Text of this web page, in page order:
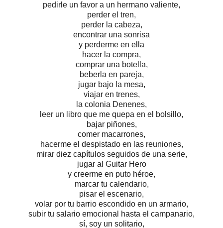
pedirle un favor a un hermano valiente,
perder el tren,
perder la cabeza,
encontrar una sonrisa
y perderme en ella
hacer la compra,
comprar una botella,
beberla en pareja,
jugar bajo la mesa,
viajar en trenes,
la colonia Denenes,
leer un libro que me quepa en el bolsillo,
bajar piñones,
comer macarrones,
hacerme el despistado en las reuniones,
mirar diez capítulos seguidos de una serie,
jugar al Guitar Hero
y creerme en puto héroe,
marcar tu calendario,
pisar el escenario,
volar por tu barrio escondido en un armario,
subir tu salario emocional hasta el campanario,
sí, soy un solitario,